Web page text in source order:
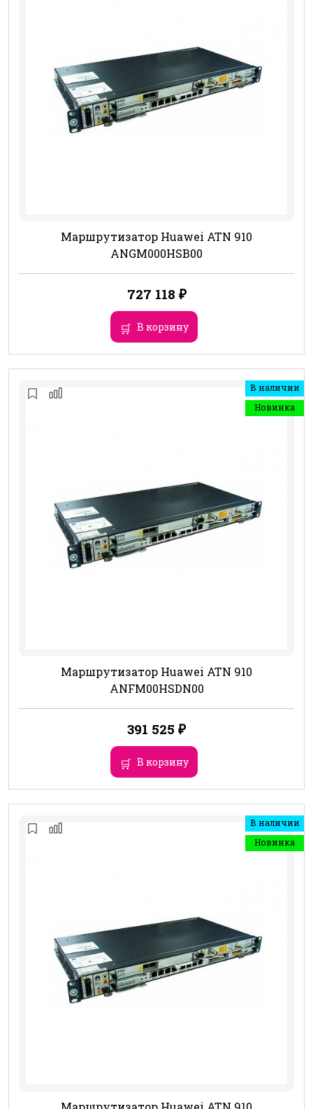
Маршрутизатор Huawei ATN 910
ANGM000HSB00
727 118 ₽
В корзину
В наличии
Новинка
Маршрутизатор Huawei ATN 910
ANFM00HSDN00
391 525 ₽
В корзину
В наличии
Новинка